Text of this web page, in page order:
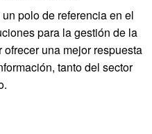
polo de referencia en el
para la gestión de la
una mejor respuesta
tanto del sector